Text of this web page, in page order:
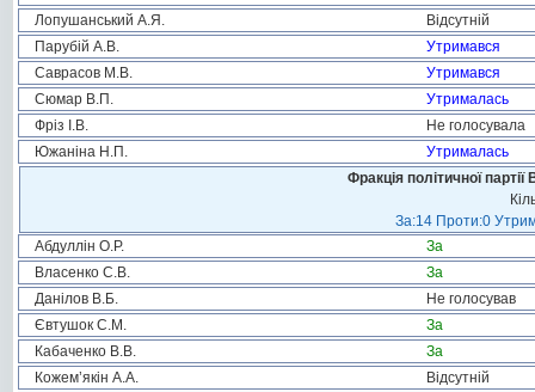
Лопушанський А.Я.
Відсутній
Парубій А.В.
Утримався
Саврасов М.В.
Утримався
Сюмар В.П.
Утрималась
Фріз І.В.
Не голосувала
Южаніна Н.П.
Утрималась
Фракція політичної
За:14 Проти:0
Абдуллін О.Р.
За
Власенко С.В.
За
Данілов В.Б.
Не голосував
Євтушок С.М.
За
Кабаченко В.В.
За
Кожем’якін А.А.
Відсутній